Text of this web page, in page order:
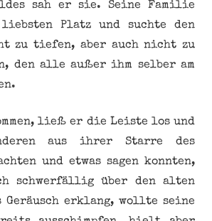
sah er sie. Seine Familie
Platz und suchte den
zu tiefen, aber auch nicht zu
den alle außer ihm selber am
ließ er die Leiste los und
aus ihrer Starre des
und etwas sagen konnten,
schwerfällig über den alten
Geräusch erklang, wollte seine